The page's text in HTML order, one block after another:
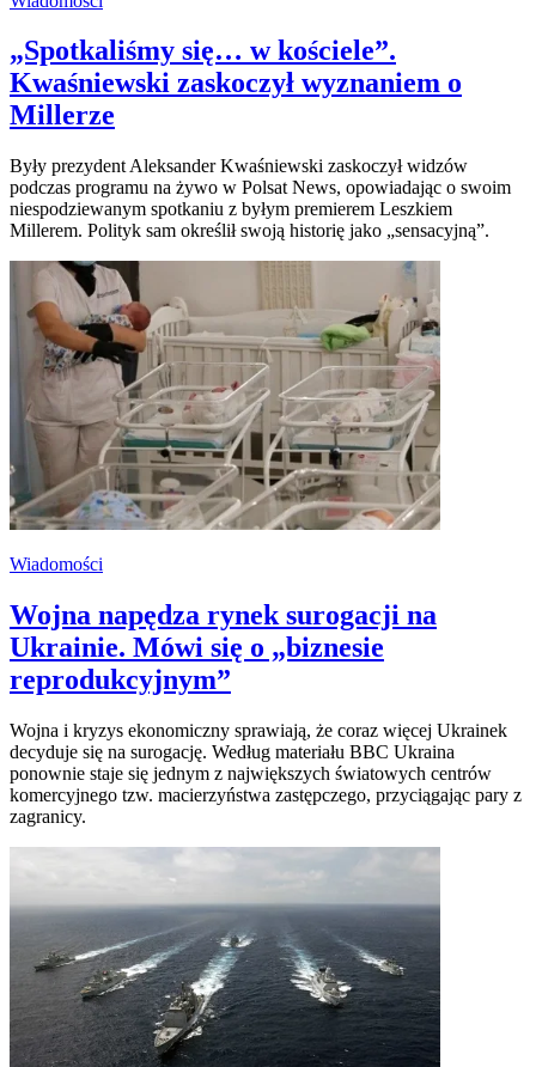
„Spotkaliśmy się… w kościele”.
Kwaśniewski zaskoczył wyznaniem o
Millerze
Były prezydent Aleksander Kwaśniewski zaskoczył widzów
podczas programu na żywo w Polsat News, opowiadając o swoim
niespodziewanym spotkaniu z byłym premierem Leszkiem
Millerem. Polityk sam określił swoją historię jako „sensacyjną”.
Wiadomości
Wojna napędza rynek surogacji na
Ukrainie. Mówi się o „biznesie
reprodukcyjnym”
Wojna i kryzys ekonomiczny sprawiają, że coraz więcej Ukrainek
decyduje się na surogację. Według materiału BBC Ukraina
ponownie staje się jednym z największych światowych centrów
komercyjnego tzw. macierzyństwa zastępczego, przyciągając pary z
zagranicy.